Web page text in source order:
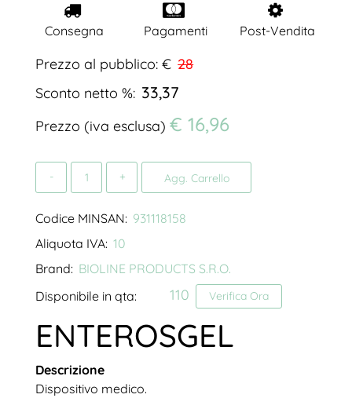
Consegna Pagamenti Post-Vendita
Prezzo al pubblico: € 28
Sconto netto %: 33,37
Prezzo (iva esclusa) € 16,96
Agg. Carrello
Codice MINSAN: 931118158
Aliquota IVA: 10
Brand: BIOLINE PRODUCTS S.R.O.
Disponibile in qta:
Verifica Ora
110
ENTEROSGEL
Descrizione
Dispositivo medico.